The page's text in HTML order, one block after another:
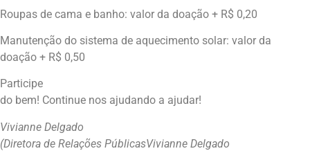
Roupas de cama e banho: valor da doação + R$ 0,20
Manutenção do sistema de aquecimento solar: valor da
doação + R$ 0,50
Participe
do bem! Continue nos ajudando a ajudar!
Vivianne Delgado
(Diretora de Relações PúblicasVivianne Delgado